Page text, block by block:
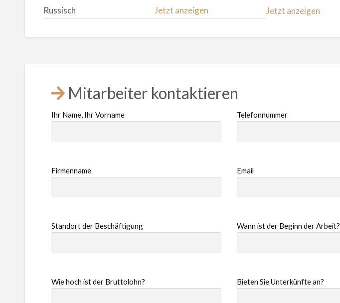
Russisch
Jetzt anzeigen
Jetzt anzeigen
Mitarbeiter kontaktieren
Ihr Name, Ihr Vorname
Firmenname
Standort der Beschäftigung
Wie hoch ist der Bruttolohn?
Telefonnummer
Email
Wann ist der Beginn der Arbeit?
Bieten Sie Unterkünfte an?